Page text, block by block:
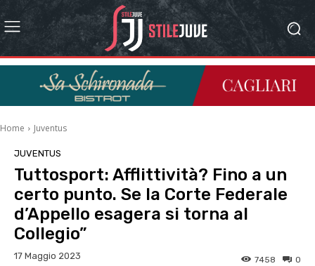
Home Juventus
JUVENTUS
Tuttosport: Afflittività? Fino a un
certo punto. Se la Corte Federale
d’Appello esagera si torna al
Collegio”
17 Maggio 2023 0
7458